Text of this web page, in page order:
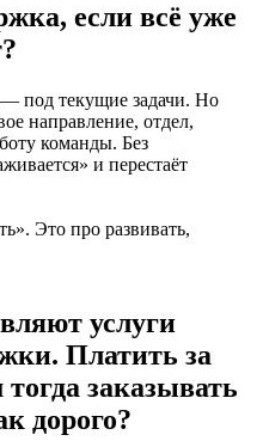
если всё уже
— под текущие задачи. Но
направление, отдел,
команды. Без
и перестаёт
Это про развивать,
услуги
Платить за
заказывать
дорого?